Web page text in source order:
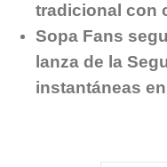
tradicional con
Sopa Fans
lanza de la
instantáneas